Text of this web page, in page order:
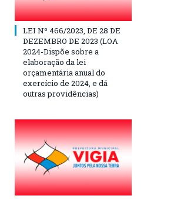
LEI Nº 466/2023, DE 28 DE
DEZEMBRO DE 2023 (LOA
2024-Dispõe sobre a
elaboração da lei
orçamentária anual do
exercício de 2024, e dá
outras providências)